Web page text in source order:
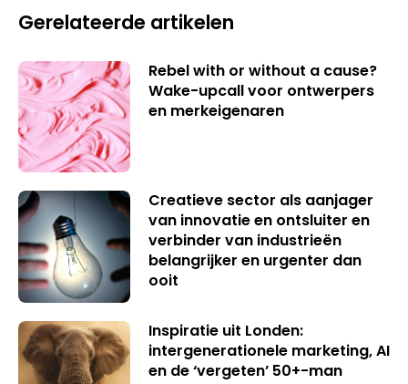
Gerelateerde artikelen
Rebel with or without a cause?
Wake-upcall voor ontwerpers
en merkeigenaren
Creatieve sector als aanjager
van innovatie en ontsluiter en
verbinder van industrieën
belangrijker en urgenter dan
ooit
Inspiratie uit Londen:
intergenerationele marketing, AI
en de ‘vergeten’ 50+-man